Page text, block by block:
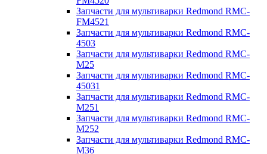
Запчасти для мультиварки Redmond RMC-
FM4521
Запчасти для мультиварки Redmond RMC-
4503
Запчасти для мультиварки Redmond RMC-
M25
Запчасти для мультиварки Redmond RMC-
45031
Запчасти для мультиварки Redmond RMC-
M251
Запчасти для мультиварки Redmond RMC-
M252
Запчасти для мультиварки Redmond RMC-
M36